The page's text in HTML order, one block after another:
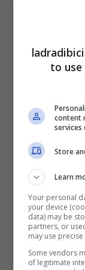
scattare
Obiettivi
flessibilità
L’ultra-
focale di
macro,
cm dal
minuziosi .
è ideale,
to
content
services
Store
Learn
Your personal
your device
data) may be
partners, or
may use
Some vendors
of legitimate